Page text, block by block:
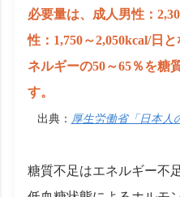
必要量は、成人男性：
性：1,750～2,050kcal/日
ネルギーの50～65％を糖
す。
出典： 厚生労働省「日本人
糖質不足はエネルギー不